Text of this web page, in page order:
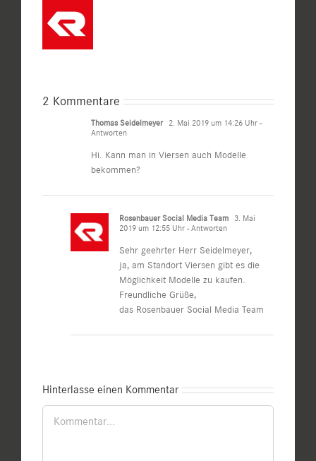
2 Kommentare
Thomas Seidelmeyer 2. Mai 2019 um 14:26 Uhr -
Antworten
Hi. Kann man in Viersen auch Modelle
bekommen?
Rosenbauer Social Media Team 3. Mai
2019 um 12:55 Uhr - Antworten
Sehr geehrter Herr Seidelmeyer,
ja, am Standort Viersen gibt es die
Möglichkeit Modelle zu kaufen.
Freundliche Grüße,
das Rosenbauer Social Media Team
Hinterlasse einen Kommentar
Kommentar